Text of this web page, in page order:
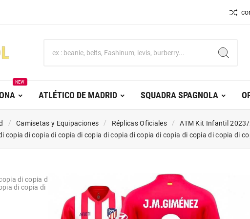
NEW
ATLÉTICO DE MADRID SQUADRA SPAGNOLA
Camisetas y Equipaciones Réplicas Oficiales
ATM Kit Infantil
copia di copia di copia di copia di copia di copia di copia di copia di copia di